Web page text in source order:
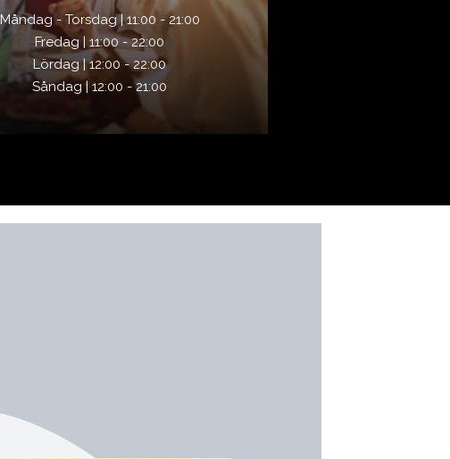
Måndag - Torsdag | 11:00 - 21:00
Fredag | 11:00 - 22:00
Lördag| 12:00 - 22:00
Såndag| 12:00 - 21:00